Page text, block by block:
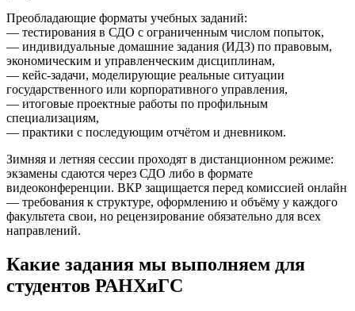
Преобладающие форматы учебных заданий:
— тестирования в СДО с ограниченным числом попыток,
— индивидуальные домашние задания (ИДЗ) по правовым,
экономическим и управленческим дисциплинам,
— кейс-задачи, моделирующие реальные ситуации
государственного или корпоративного управления,
— итоговые проектные работы по профильным
специализациям,
— практики с последующим отчётом и дневником.
Зимняя и летняя сессии проходят в дистанционном режиме:
экзамены сдаются через СДО либо в формате
видеоконференции. ВКР защищается перед комиссией онлайн
— требования к структуре, оформлению и объёму у каждого
факультета свои, но рецензирование обязательно для всех
направлений.
Какие задания мы выполняем для
студентов РАНХиГС